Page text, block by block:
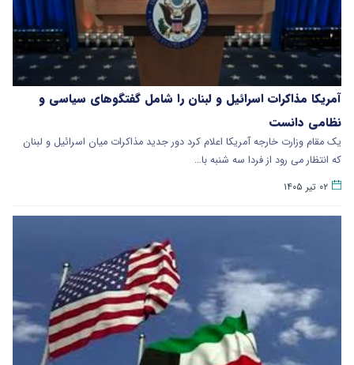
آمریکا مذاکرات اسرائیل و لبنان را شامل گفتگوهای سیاسی و
نظامی دانست
یک مقام وزارت خارجه آمریکا اعلام کرد دور جدید مذاکرات میان اسرائیل و لبنان
که انتظار می رود از فردا سه شنبه با…
۰۲ تیر ۱۴۰۵